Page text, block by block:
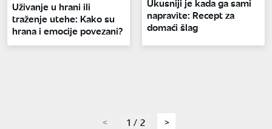
Uživanje u hrani ili
traženje utehe: Kako su
hrana i emocije povezani?
napravite: Recept za
domaći šlag
page1 / 2 page